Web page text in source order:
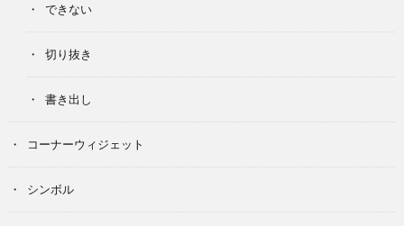
できない
切り抜き
書き出し
コーナーウィジェット
シンボル